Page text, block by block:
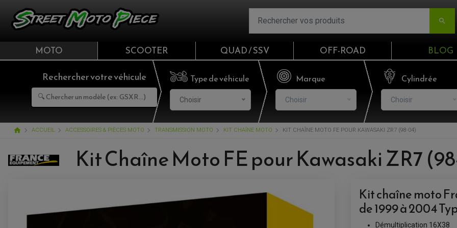

Email
Mot de passe
MOTO SCOOTER QUAD / SSV OFF-ROAD BLOG
Rechercher votre véhicule Type de véhicule
Choisir
Marque
Choisir
Cylindrée
Choisir
home ACCUEIL ACCESSOIRES & PIÈCES MOTO TRANSMISSION MOTO KIT CHAÎNE MOTO KIT CHAÎNE MOTO FE POUR KAWASAKI ZR7 (98-04)
Kit Chaîne Moto FE pour Kawasaki ZR7
Kit chaîne moto
de 1999 à 2004
Démultiplication 16X38